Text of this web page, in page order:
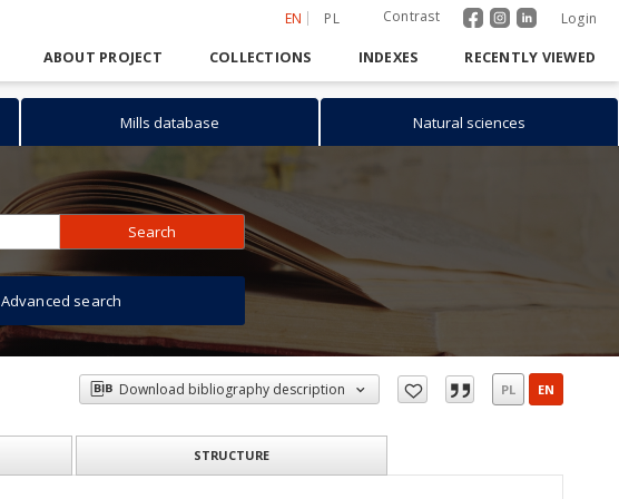
EN PL Contrast Login
ABOUT PROJECT COLLECTIONS INDEXES RECENTLY VIEWED
Mills database Natural sciences
Search
Advanced search
Download bibliography description PL EN
STRUCTURE